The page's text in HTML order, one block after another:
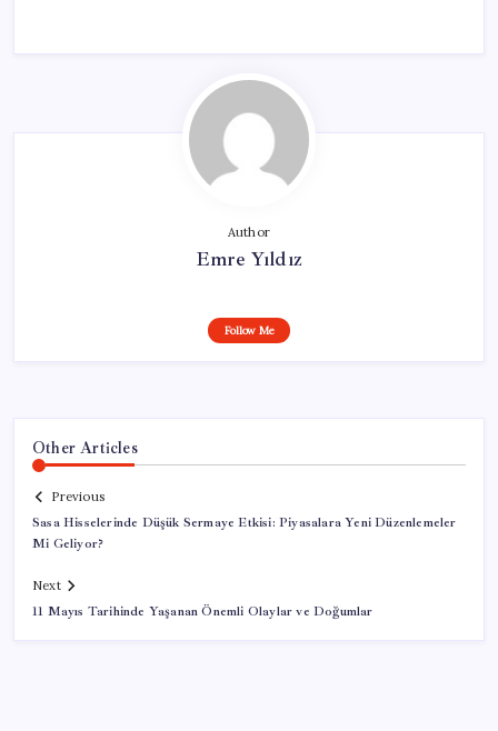
Author
Emre Yıldız
Follow Me
Other Articles
Previous
Sasa Hisselerinde Düşük Sermaye Etkisi: Piyasalara Yeni Düzenlemeler
Mi Geliyor?
Next
11 Mayıs Tarihinde Yaşanan Önemli Olaylar ve Doğumlar